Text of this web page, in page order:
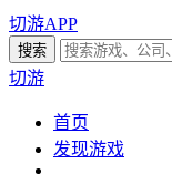
切游APP
切游
首页
发现游戏